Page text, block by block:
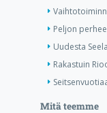
Peljon
Uudesta
Rakastuin
Mitä teemme